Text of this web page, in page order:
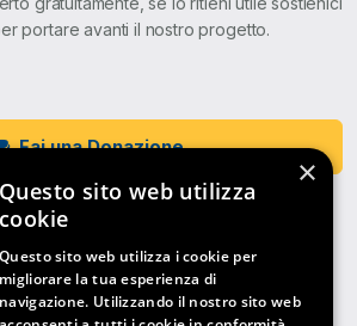
portare avanti il nostro progetto.
Fai una Donazione
×
Questo sito web utilizza
cookie
Questo sito web utilizza i cookie per
migliorare la tua esperienza di
navigazione. Utilizzando il nostro sito web